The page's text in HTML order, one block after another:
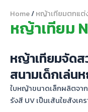
Home/หญ้าเทียมตกแต่
หญ้าเทียม
หญ้าเทียมจัดส
สนามเด็กเล่น
ใบหญ้าขนาดเล็กผลิตจา
รังสี UV เป็นเส้นใยสังเ